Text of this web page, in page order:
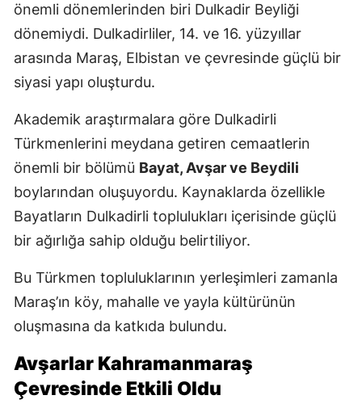
önemli dönemlerinden biri Dulkadir Beyliği
dönemiydi. Dulkadirliler, 14. ve 16. yüzyıllar
arasında Maraş, Elbistan ve çevresinde güçlü bir
siyasi yapı oluşturdu.
Akademik araştırmalara göre Dulkadirli
Türkmenlerini meydana getiren cemaatlerin
önemli bir bölümü Bayat, Avşar ve Beydili
boylarından oluşuyordu. Kaynaklarda özellikle
Bayatların Dulkadirli toplulukları içerisinde güçlü
bir ağırlığa sahip olduğu belirtiliyor.
Bu Türkmen topluluklarının yerleşimleri zamanla
Maraş’ın köy, mahalle ve yayla kültürünün
oluşmasına da katkıda bulundu.
Avşarlar Kahramanmaraş
Çevresinde Etkili Oldu